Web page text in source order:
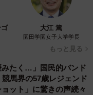
ゴ 大江 篤
園田学園女子大学学長
もっと見る
みたく…」国民的バンド
馬界の57歳レジェンド
ット」に驚きの声続々